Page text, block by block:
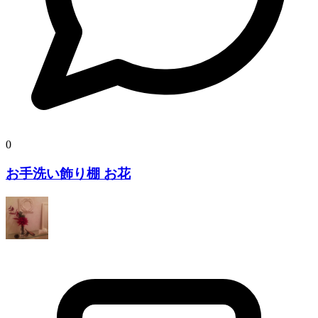
0
お手洗い飾り棚 お花